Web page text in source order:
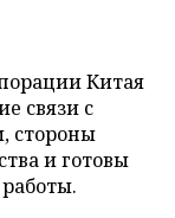
Китая
связи с
стороны
и готовы